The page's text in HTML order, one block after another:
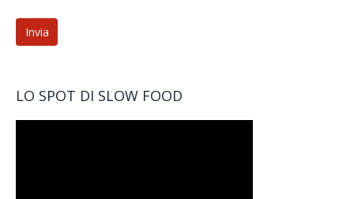
LO SPOT DI SLOW FOOD